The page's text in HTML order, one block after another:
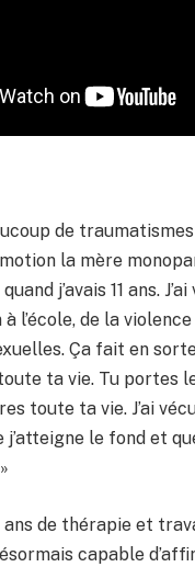
de
la mère
j’avais 11 ans.
l’école, de la
Ça fait en
ta vie. Tu portes
toute ta vie. J’ai
j’atteigne le fond et
de thérapie et
capable